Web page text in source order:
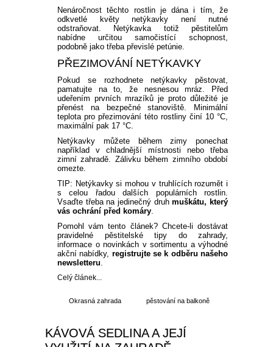
Nenáročnost těchto rostlin je dána i tím, že
odkvetlé květy netýkavky není nutné
odstraňovat. Netýkavka totiž pěstitelům
nabídne určitou samočistící schopnost,
podobně jako třeba převislé petúnie.
PŘEZIMOVÁNÍ NETÝKAVKY
Pokud se rozhodnete netýkavky pěstovat,
pamatujte na to, že nesnesou mráz. Před
udeřením prvních mrazíků je proto důležité je
přenést na bezpečné stanoviště. Minimální
teplota pro přezimování této rostliny činí 10 °C,
maximální pak 17 °C.
Netýkavky můžete během zimy ponechat
například v chladnější místnosti nebo třeba
zimní zahradě. Zálivku během zimního období
omezte.
TIP: Netýkavky si mohou v truhlících rozumět i
s celou řadou dalších populárních rostlin.
Vsaďte třeba na jedinečný druhmuškátu, který
vás ochrání před komáry
Pomohl vám tento článek? Chcete-li dostávat
pravidelné pěstitelské tipy do zahrady,
informace o novinkách v sortimentu a výhodné
akční nabídky, registrujte se k odběru našeho
newsletteru
Celý článek...
Okrasná zahrada pěstování na balkoně
KÁVOVÁ SEDLINA A JEJÍ